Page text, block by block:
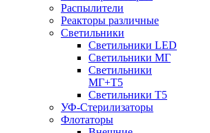
Распылители
Реакторы различные
Светильники
Светильники LED
Светильники МГ
Светильники
МГ+T5
Светильники Т5
УФ-Стерилизаторы
Флотаторы